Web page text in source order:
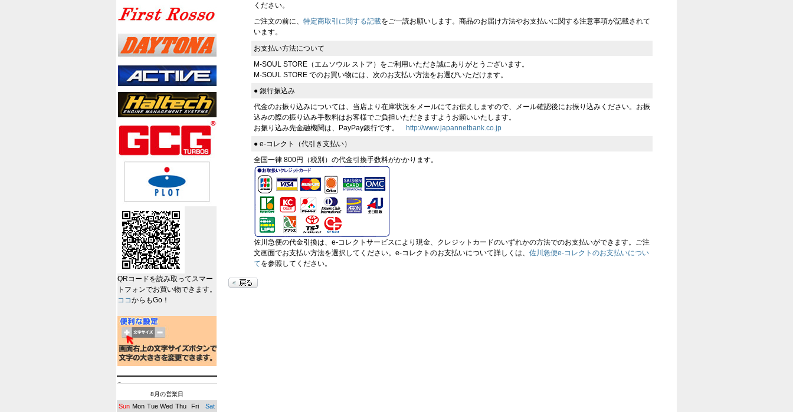
ください。
ご注文の前に、 特定商取引に関する記載をご一読お願いします。商品のお届け方法やお支払いに関する注意事項が記載されて
います。
お支払い方法について
M-SOUL STORE（エムソウル ストア）をご利用いただき誠にありがとうございます。
M-SOUL STORE でのお買い物には、次のお支払い方法をお選びいただけます。
● 銀行振込み
代金のお振り込みについては、当店より在庫状況をメールにてお伝えしますので、メール確認後にお振り込みください。お振
込みの際の振り込み手数料はお客様でご負担いただきますようお願いいたします。
お振り込み先金融機関は、PayPay銀行です。
http://www.japannetbank.co.jp
● e-コレクト（代引き支払い）
全国一律 800円（税別）の代金引換手数料がかかります。
佐川急便の代金引換は、e-コレクトサービスにより現金、クレジットカードのいずれかの方法でのお支払いができます。ご注
文画面でお支払い方法を選択してください。e-コレクトのお支払いについて詳しくは、 佐川急便e-コレクトのお支払いについ
てを参照してください。
QRコードを読み取ってスマー
トフォンでお買い物できます。
ココからもGo！
8月の営業日
Sun Mon Tue Wed Thu Fri Sat